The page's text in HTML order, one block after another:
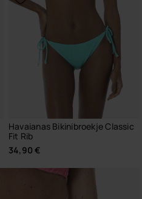
Havaianas Bikinibroekje Classic
Fit Rib
34,90 €